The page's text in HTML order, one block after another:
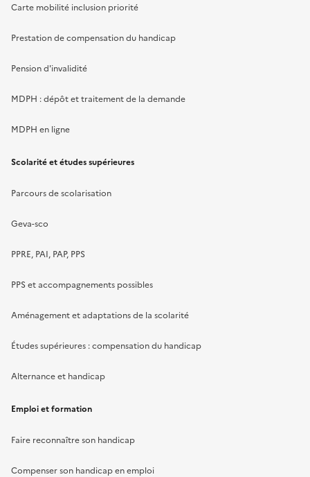
Carte mobilité inclusion priorité
Prestation de compensation du handicap
Pension d'invalidité
MDPH : dépôt et traitement de la demande
MDPH en ligne
Scolarité et études supérieures
Parcours de scolarisation
Geva-sco
PPRE, PAI, PAP, PPS
PPS et accompagnements possibles
Aménagement et adaptations de la scolarité
Études supérieures : compensation du handicap
Alternance et handicap
Emploi et formation
Faire reconnaître son handicap
Compenser son handicap en emploi